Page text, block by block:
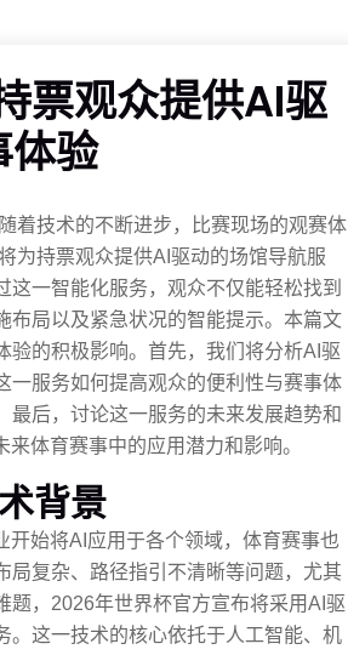
票观众提供AI驱
体验
着技术的不断进步，比赛现场的观赛体
为持票观众提供AI驱动的场馆导航服
一智能化服务，观众不仅能轻松找到
布局以及紧急状况的智能提示。本篇文
验的积极影响。首先，我们将分析AI驱
一服务如何提高观众的便利性与赛事体
后，讨论这一服务的未来发展趋势和
体育赛事中的应用潜力和影响。
背景
开始将AI应用于各个领域，体育赛事也
局复杂、路径指引不清晰等问题，尤其
题，2026年世界杯官方宣布将采用AI驱
。这一技术的核心依托于人工智能、机